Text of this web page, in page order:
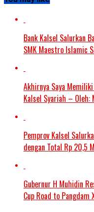
Bank Kalsel Salurkan
SMK Maestro Islamic
Akhirnya Saya
Kalsel Syariah – Oleh:
Pemprov Kalsel
dengan Total Rp 20,5
Gubernur H Muhidin
Cup Road to Pangdam